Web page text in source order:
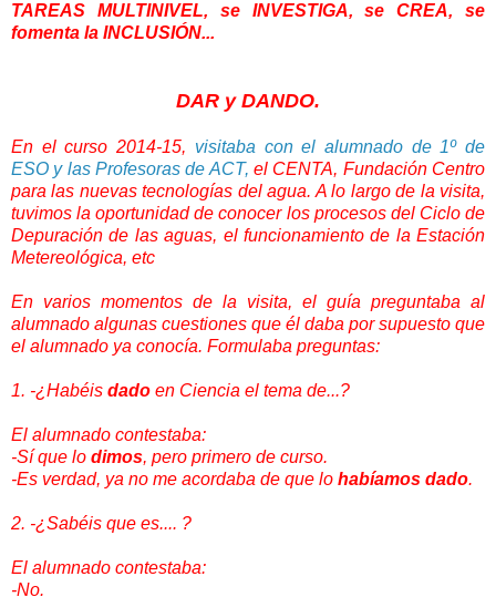
TAREAS MULTINIVEL, se INVESTIGA, se CREA, se
fomenta la INCLUSIÓN...
DAR y DANDO.
En el curso 2014-15, visitaba con el alumnado de 1º de
ESO y las Profesoras de ACT, el CENTA, Fundación Centro
para las nuevas tecnologías del agua. A lo largo de la visita,
tuvimos la oportunidad de conocer los procesos del Ciclo de
Depuración de las aguas, el funcionamiento de la Estación
Metereológica, etc
En varios momentos de la visita, el guía preguntaba al
alumnado algunas cuestiones que él daba por supuesto que
el alumnado ya conocía. Formulaba preguntas:
1. -¿Habéis dado en Ciencia el tema de...?
El alumnado contestaba:
-Sí que lo dimos, pero primero de curso.
-Es verdad, ya no me acordaba de que lo habíamos dado.
2. -¿Sabéis que es.... ?
El alumnado contestaba:
-No.